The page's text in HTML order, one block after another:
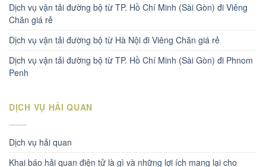
Dịch vụ vận tải đường bộ từ TP. Hồ Chí Minh (Sài Gòn) đi Viêng
Chăn giá rẻ
Dịch vụ vận tải đường bộ từ Hà Nội đi Viêng Chăn giá rẻ
Dịch vụ vận tải đường bộ từ TP. Hồ Chí Minh (Sài Gòn) đi Phnom
Penh
DỊCH VỤ HẢI QUAN
Dịch vụ hải quan
Khai báo hải quan điện tử là gì và những lợi ích mang lại cho